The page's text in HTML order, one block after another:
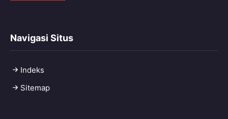
Navigasi Situs
Indeks
Sitemap